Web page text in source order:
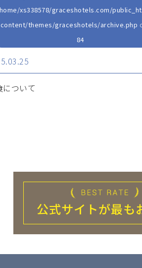
xs338578/graceshotels.com/
content/themes/graceshotels/archive.php
84
について
公式サイトが最も